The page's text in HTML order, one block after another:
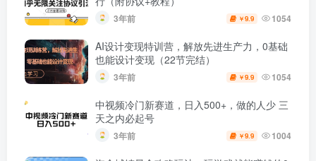
3年前 ￥9.9 1054
AI设计变现特训营，解放先进生产力，0基础
也能设计变现（22节完结）
3年前 ￥9.9 1054
中视频冷门新赛道，日入500+，做的人少 三
天之内必起号
3年前 ￥9.9 1004